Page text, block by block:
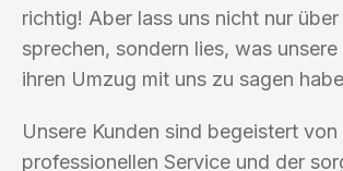
richtig! Aber lass uns nicht nur über
sprechen, sondern lies, was
ihren Umzug mit uns zu sagen
Unsere Kunden sind begeistert von
professionellen Service und der